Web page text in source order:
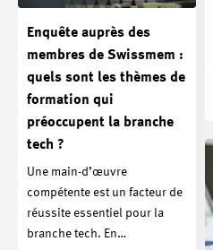
Enquête auprès des
membres de Swissmem :
quels sont les thèmes de
formation qui
préoccupent la branche
tech ?
Une main-d’œuvre
compétente est un facteur de
réussite essentiel pour la
branche tech. En…